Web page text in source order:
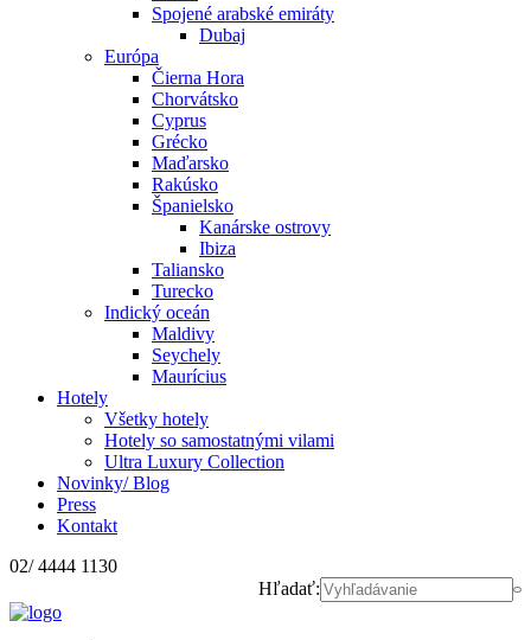
Spojené arabské emiráty
Dubaj
Európa
Čierna Hora
Chorvátsko
Cyprus
Grécko
Maďarsko
Rakúsko
Španielsko
Kanárske ostrovy
Ibiza
Taliansko
Turecko
Indický oceán
Maldivy
Seychely
Maurícius
Hotely
Všetky hotely
Hotely so samostatnými vilami
Ultra Luxury Collection
Novinky/ Blog
Press
Kontakt
02/ 4444 1130
Hľadať: